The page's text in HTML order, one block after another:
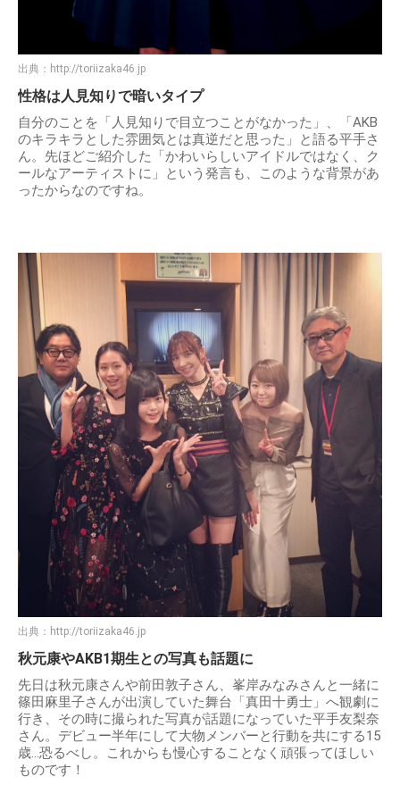
出典： http://toriizaka46.jp
性格は人見知りで暗いタイプ
自分のことを「人見知りで目立つことがなかった」、「AKB
のキラキラとした雰囲気とは真逆だと思った」と語る平手さ
ん。先ほどご紹介した「かわいらしいアイドルではなく、ク
ールなアーティストに」という発言も、このような背景があ
ったからなのですね。
出典： http://toriizaka46.jp
秋元康やAKB1期生との写真も話題に
先日は秋元康さんや前田敦子さん、峯岸みなみさんと一緒に
篠田麻里子さんが出演していた舞台「真田十勇士」へ観劇に
行き、その時に撮られた写真が話題になっていた平手友梨奈
さん。デビュー半年にして大物メンバーと行動を共にする15
歳…恐るべし。これからも慢心することなく頑張ってほしい
ものです！